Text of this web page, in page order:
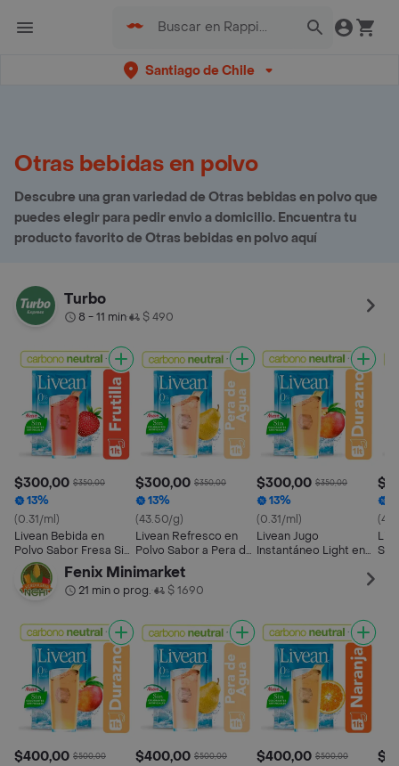
Santiago de Chile
Otras bebidas en polvo
Descubre una gran variedad de Otras bebidas en polvo que
puedes elegir para pedir envio a domicilio. Encuentra tu
producto favorito de Otras bebidas en polvo aquí
Turbo
8 - 11 min• $ 490
$300,00 $350,00
13%
(0.31/ml)
Livean Bebida en
Polvo Sabor Fresa Sin
Azúcar 1 L
$300,00 $350,00
13%
(43.50/g)
Livean Refresco en
Polvo Sabor a Pera de
Agua 7 g
$300,00 $350,00
13%
(0.31/ml)
Livean Jugo
Instantáneo Light en
Fenix Minimarket
21 min o prog.• $ 1690
$400,00 $500,00 $400,00 $500,00 $400,00 $500,00